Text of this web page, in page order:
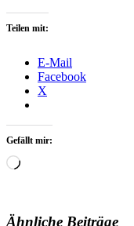
Teilen mit:
E-Mail
Facebook
X
Gefällt mir:
Wird
Ähnliche Beiträge